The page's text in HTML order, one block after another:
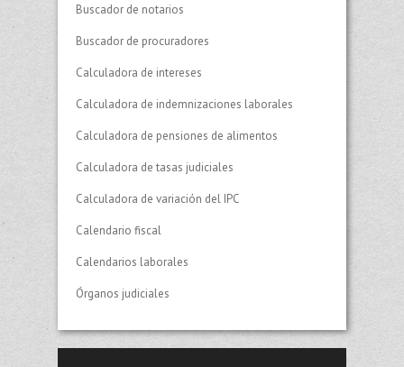
Buscador de notarios
Buscador de procuradores
Calculadora de intereses
Calculadora de indemnizaciones laborales
Calculadora de pensiones de alimentos
Calculadora de tasas judiciales
Calculadora de variación del IPC
Calendario fiscal
Calendarios laborales
Órganos judiciales